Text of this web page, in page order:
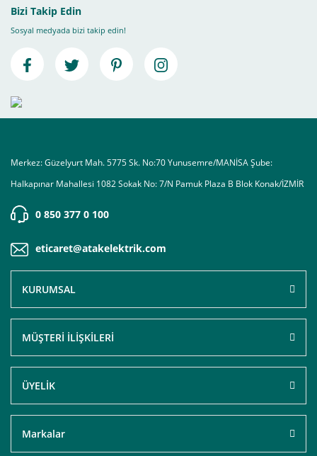
Bizi Takip Edin
Sosyal medyada bizi takip edin!
Merkez: Güzelyurt Mah. 5775 Sk. No:70 Yunusemre/MANİSA Şube:
Halkapınar Mahallesi 1082 Sokak No: 7/N Pamuk Plaza B Blok Konak/İZMİR
0 850 377 0 100
eticaret@atakelektrik.com
KURUMSAL
MÜŞTERİ İLİŞKİLERİ
ÜYELİK
Markalar